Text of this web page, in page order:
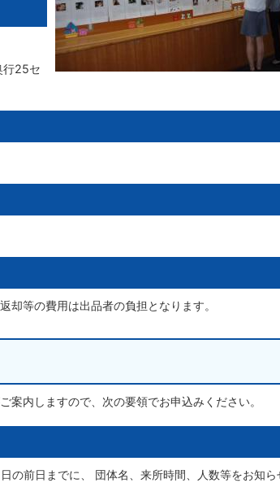
行25セ
却等の費用は出品者の負担となります。
案内しますので、次の要領でお申込みください。
の前日までに、 団体名、来所時間、人数等をお知ら